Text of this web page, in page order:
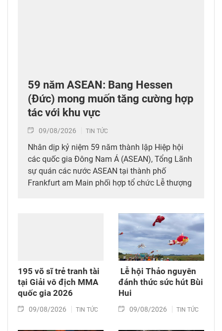
59 năm ASEAN: Bang Hessen
(Đức) mong muốn tăng cường hợp
tác với khu vực
09/08/2026 TIN TỨC
Nhân dịp kỷ niệm 59 năm thành lập Hiệp hội
các quốc gia Đông Nam Á (ASEAN), Tổng Lãnh
sự quán các nước ASEAN tại thành phố
Frankfurt am Main phối hợp tổ chức Lễ thượng
cộng đồng ASEAN và đông đảo khách mời.
195 võ sĩ trẻ tranh tài
tại Giải vô địch MMA
quốc gia 2026
09/08/2026 TIN TỨC
​ Lễ hội Thảo nguyên
đánh thức sức hút Bùi
Hui
09/08/2026 TIN TỨC